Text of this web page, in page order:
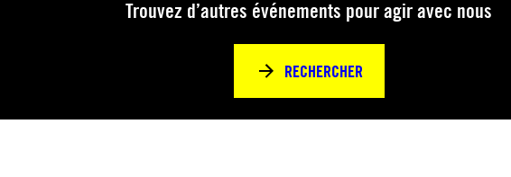
Trouvez d’autres événements pour agir avec nous
RECHERCHER